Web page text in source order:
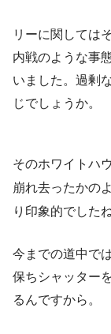
リーに関しては
内戦のような事
いました。過剰
じでしょうか。
そのホワイトハ
崩れ去ったかの
り印象的でしたね
今までの道中で
保ちシャッター
るんですから。